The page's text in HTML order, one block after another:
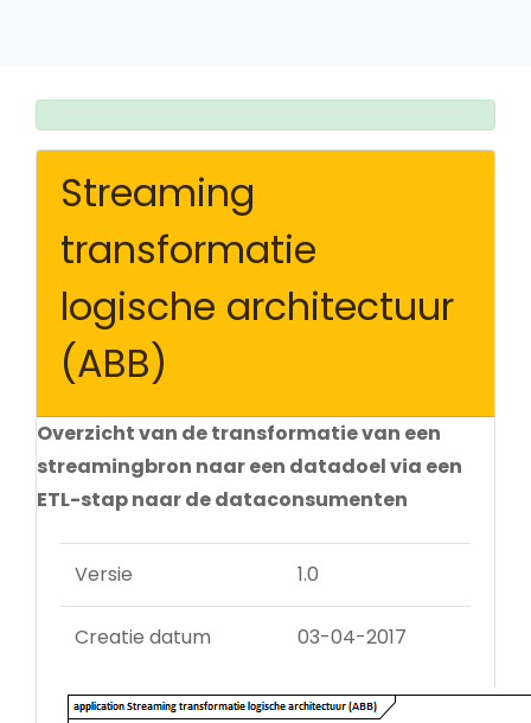
Streaming
transformatie
logische architectuur
(ABB)
Overzicht van de transformatie van een
streamingbron naar een datadoel via een
ETL-stap naar de dataconsumenten
Versie 1.0
Creatie datum 03-04-2017